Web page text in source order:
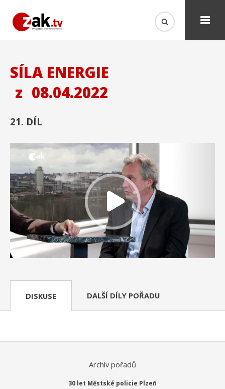
SÍLA ENERGIE
z 08.04.2022
21. DÍL
DISKUSE DALŠÍ DÍLY POŘADU
Archiv pořadů
30 let Městské policie Plzeň